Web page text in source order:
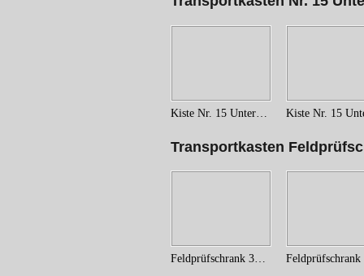
Transportkasten
Feldprüfschrank 35 (3)